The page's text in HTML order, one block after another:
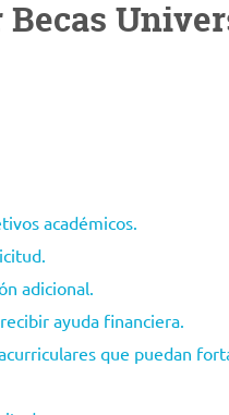
Becas
académicos.
adicional.
ayuda financiera.
que puedan